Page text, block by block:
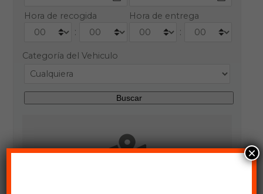
Hora de recogida
:
Hora de entrega
:
Categoría del Vehiculo
×